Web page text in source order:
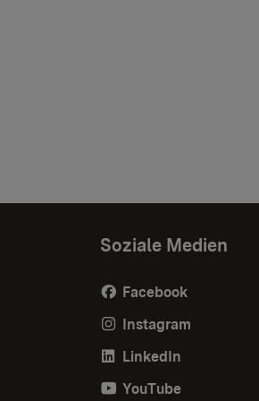
Soziale Medien
Facebook
Instagram
LinkedIn
YouTube